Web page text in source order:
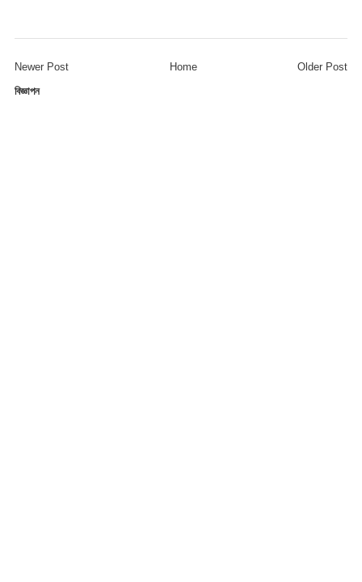
Newer Post Older Post
Home
বিজ্ঞাপন